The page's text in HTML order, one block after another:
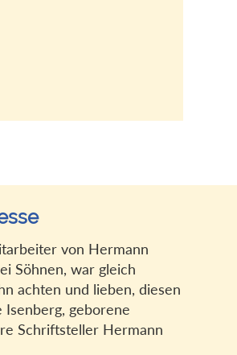
von Hermann
Söhnen, war gleich
achten und lieben, diesen
geborene
Schriftsteller Hermann